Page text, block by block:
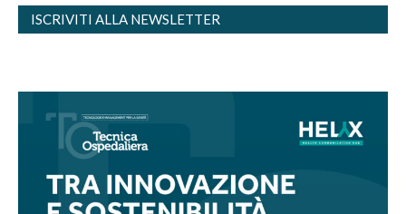
ISCRIVITI ALLA NEWSLETTER